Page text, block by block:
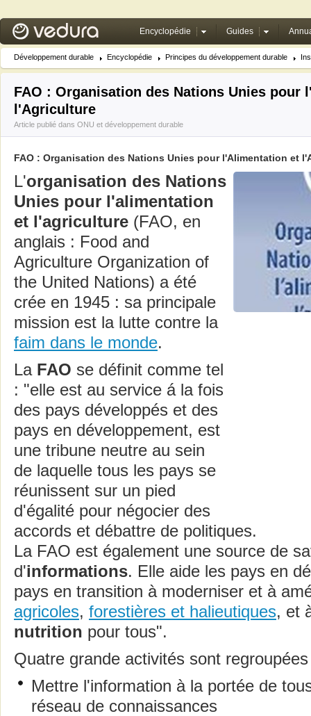
Encyclopédie Guides
Développement durable Encyclopédie Principes du développement durable
FAO : Organisation des Nations Unies pour
l'Agriculture
Article publié dans ONU et développement durable
FAO : Organisation des Nations Unies pour l'Alimentation et
L'organisation des Nations
Unies pour l'alimentation
et l'agriculture (FAO, en
anglais : Food and
Agriculture Organization of
the United Nations) a été
crée en 1945 : sa principale
mission est la lutte contre la
faim dans le monde.
La FAO se définit comme tel
: "elle est au service á la fois
des pays développés et des
pays en développement, est
une tribune neutre au sein
de laquelle tous les pays se
réunissent sur un pied
d'égalité pour négocier des
accords et débattre de politiques.
La FAO est également une source de
d'informations. Elle aide les pays en
pays en transition à moderniser et à
agricoles, forestières et halieutiques, et
nutrition pour tous".
Quatre grande activités sont
Mettre l'information à la portée de
réseau de connaissances